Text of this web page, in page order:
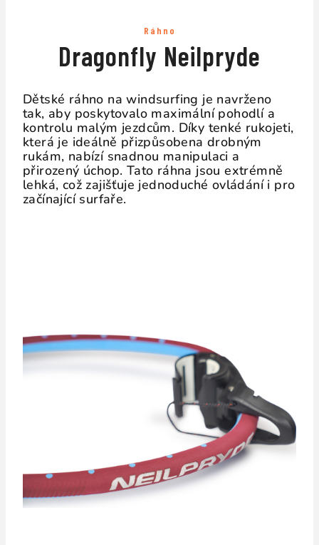
Ráhno
Dragonfly Neilpryde
Dětské ráhno na windsurfing je navrženo
tak, aby poskytovalo maximální pohodlí a
kontrolu malým jezdcům. Díky tenké rukojeti,
která je ideálně přizpůsobena drobným
rukám, nabízí snadnou manipulaci a
přirozený úchop. Tato ráhna jsou extrémně
lehká, což zajišťuje jednoduché ovládání i pro
začínající surfaře.